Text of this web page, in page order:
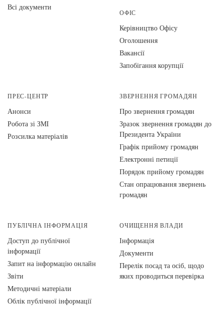
Всі документи
ОФІС
Керівництво Офісу
Оголошення
Вакансії
Запобігання корупції
ПРЕС-ЦЕНТР
Анонси
Робота зі ЗМІ
Розсилка матеріалів
ЗВЕРНЕННЯ ГРОМАДЯН
Про звернення громадян
Зразок звернення громадян до
Президента України
Графік прийому громадян
Електронні петиції
Порядок прийому громадян
Стан опрацювання звернень
громадян
ПУБЛІЧНА ІНФОРМАЦІЯ
Доступ до публічної
інформації
Запит на інформацію онлайн
Звіти
Методичні матеріали
Облік публічної інформації
ОЧИЩЕННЯ ВЛАДИ
Інформація
Документи
Перелік посад та осіб, щодо
яких проводиться перевірка